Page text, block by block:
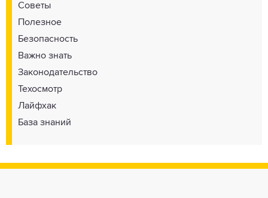
Советы
Полезное
Безопасность
Важно знать
Законодательство
Техосмотр
Лайфхак
База знаний